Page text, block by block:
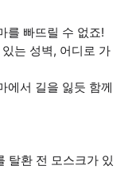
를 빠뜨릴 수 없죠!
는 성벽, 어디로 가
에서 길을 잃듯 함께
탈환 전 모스크가 있